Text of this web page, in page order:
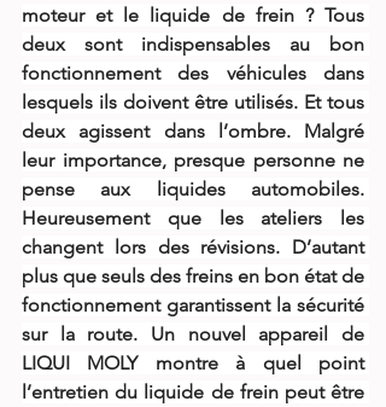
moteur et le liquide de frein ? Tous
deux sont indispensables au bon
fonctionnement des véhicules dans
lesquels ils doivent être utilisés. Et tous
deux agissent dans l’ombre. Malgré
leur importance, presque personne ne
pense aux liquides automobiles.
Heureusement que les ateliers les
changent lors des révisions. D’autant
plus que seuls des freins en bon état de
fonctionnement garantissent la sécurité
sur la route. Un nouvel appareil de
LIQUI MOLY montre à quel point
l’entretien du liquide de frein peut être